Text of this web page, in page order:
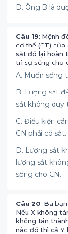
D. Ông B là
Câu 19: Mệnh
cơ thể (CT) của
sắt đó lại hoàn
trì sự sống cho
A. Muốn sống
B. Lượng sắt
sắt không duy
C. Điều kiện
CN phải có sắt.
D. Lượng sắt
lượng sắt
sống cho CN.
Câu 20: Ba
Nếu X không
không tán
nào đó thì cả Y